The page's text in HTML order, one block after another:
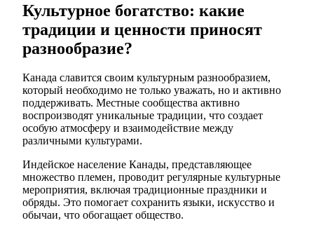
Культурное богатство: какие
традиции и ценности приносят
разнообразие?
Канада славится своим культурным разнообразием,
который необходимо не только уважать, но и активно
поддерживать. Местные сообщества активно
воспроизводят уникальные традиции, что создает
особую атмосферу и взаимодействие между
различными культурами.
Индейское население Канады, представляющее
множество племен, проводит регулярные культурные
мероприятия, включая традиционные праздники и
обряды. Это помогает сохранить языки, искусство и
обычаи, что обогащает общество.